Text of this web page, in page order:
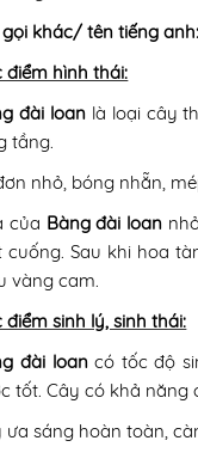
gọi khác/ tên tiếng anh:
điểm hình thái:
đài loan là loại cây
tầng.
nhỏ, bóng nhẵn,
của Bàng đài loan
cuống. Sau khi hoa
vàng cam.
điểm sinh lý, sinh thái:
đài loancó tốc độ
tốt. Cây có khả năng
ưa sáng hoàn toàn,